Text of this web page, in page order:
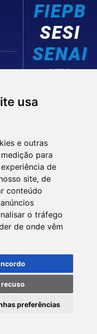
usa
e outras
para
de
site, de
conteúdo
o tráfego
de onde vêm
recuso
preferências
FIEPB
SESI
SENAI
IEL
Sociais
do SESI/PB
195 - José Pinheiro